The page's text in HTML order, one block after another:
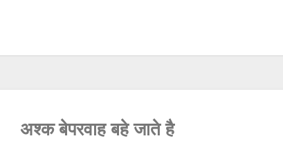
अश्क बेपरवाह बहे जाते है